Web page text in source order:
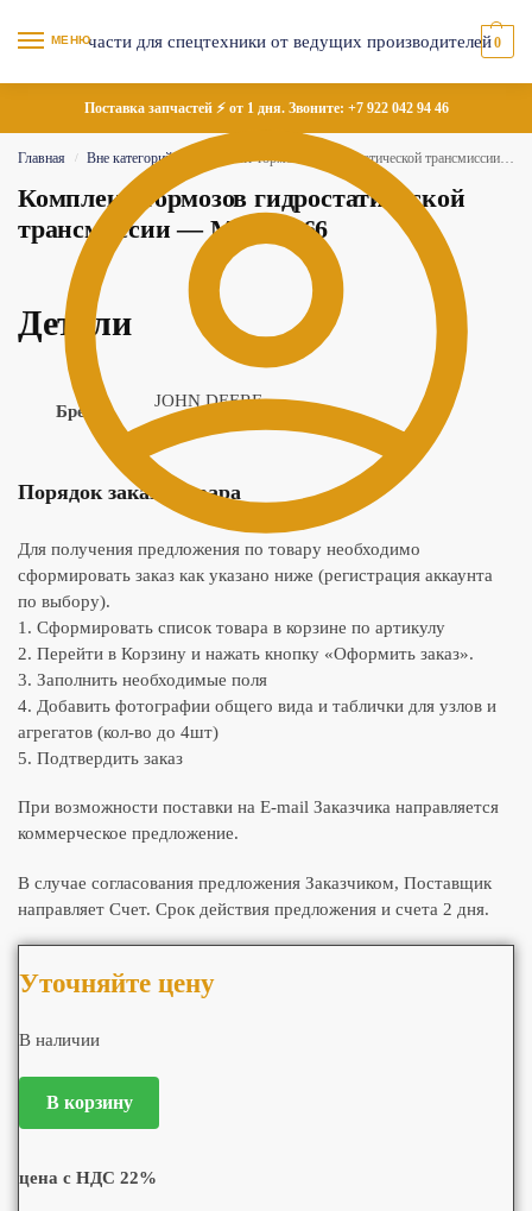
МЕНЮ 0
Поставка запчастей ⚡ от 1 дня. Звоните: +7 922 042 94 46
Главная / Вне категорий Комплект тормозов гидростатической трансмиссии — MIA12466
Комплект тормозов гидростатической
трансмиссии — MIA12466
Детали
Бренд
JOHN DEERE
Порядок заказа товара
Для получения предложения по товару необходимо
сформировать заказ как указано ниже (регистрация аккаунта
по выбору).
1. Сформировать список товара в корзине по артикулу
2. Перейти в Корзину и нажать кнопку «Оформить заказ».
3. Заполнить необходимые поля
4. Добавить фотографии общего вида и таблички для узлов и
агрегатов (кол-во до 4шт)
5. Подтвердить заказ
При возможности поставки на E-mail Заказчика направляется
коммерческое предложение.
В случае согласования предложения Заказчиком, Поставщик
направляет Счет. Срок действия предложения и счета 2 дня.
Уточняйте цену
В наличии
В корзину
цена с НДС 22%